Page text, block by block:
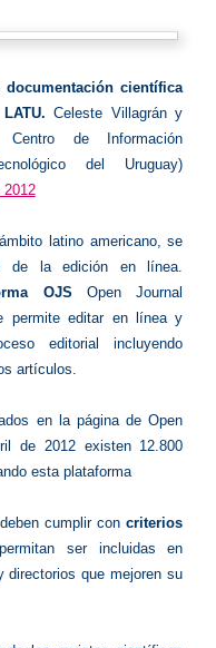
científica
Celeste Villagrán y
de Información
del Uruguay)
2012
latino americano, se
de la edición en línea.
OJS Open Journal
permite editar en línea y
editorial incluyendo
artículos.
en la página de Open
de 2012 existen 12.800
esta plataforma
cumplir concriterios
ser incluidas en
directorios que mejoren su